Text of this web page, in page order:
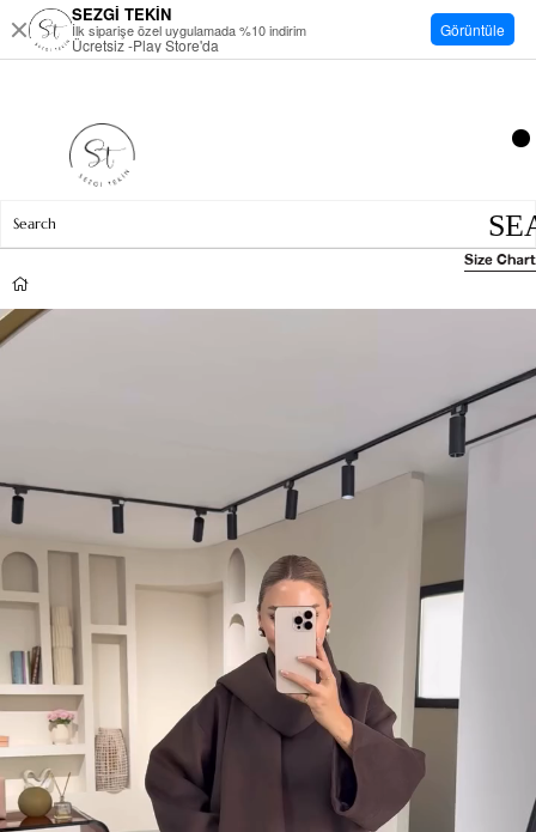
Size Chart
SEZGİ TEKİN
İlk siparişe özel uygulamada %10 indirim
Ücretsiz -Play Store'da
Görüntüle